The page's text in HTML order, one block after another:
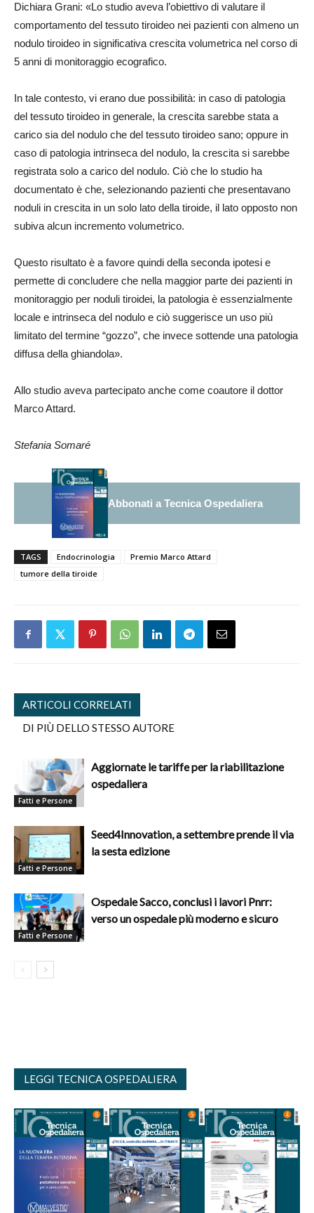
Dichiara Grani: «Lo studio aveva l’obiettivo di valutare il
comportamento del tessuto tiroideo nei pazienti con almeno un
nodulo tiroideo in significativa crescita volumetrica nel corso di
5 anni di monitoraggio ecografico.
In tale contesto, vi erano due possibilità: in caso di patologia
del tessuto tiroideo in generale, la crescita sarebbe stata a
carico sia del nodulo che del tessuto tiroideo sano; oppure in
caso di patologia intrinseca del nodulo, la crescita si sarebbe
registrata solo a carico del nodulo. Ciò che lo studio ha
documentato è che, selezionando pazienti che presentavano
noduli in crescita in un solo lato della tiroide, il lato opposto non
subiva alcun incremento volumetrico.
Questo risultato è a favore quindi della seconda ipotesi e
permette di concludere che nella maggior parte dei pazienti in
monitoraggio per noduli tiroidei, la patologia è essenzialmente
locale e intrinseca del nodulo e ciò suggerisce un uso più
limitato del termine “gozzo”, che invece sottende una patologia
diffusa della ghiandola».
Allo studio aveva partecipato anche come coautore il dottor
Marco Attard.
Stefania Somaré
Abbonati a Tecnica Ospedaliera
TAGS Endocrinologia
Premio Marco Attard
tumore della tiroide
ARTICOLI CORRELATI
DI PIÙ DELLO STESSO AUTORE
Fatti e Persone
Aggiornate le tariffe per la riabilitazione
ospedaliera
Fatti e Persone
Seed4Innovation, a settembre prende il via
la sesta edizione
Fatti e Persone
Ospedale Sacco, conclusi i lavori Pnrr:
verso un ospedale più moderno e sicuro
LEGGI TECNICA OSPEDALIERA